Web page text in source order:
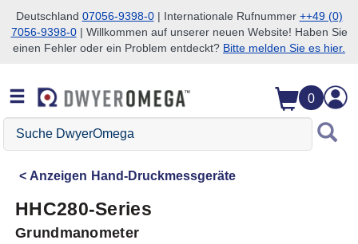
Zum Suchen überspringen
Zum Hauptinhalt überspringen
Zur Navigation überspringen
Deutschland 07056-9398-0| Internationale Rufnummer ++49 (0)
7056-9398-0| Willkommen auf unserer neuen Website! Haben Sie
einen Fehler oder ein Problem entdeckt? Bitte melden Sie es hier.
0
Suche
DwyerOmega
Anzeigen Hand-Druckmessgeräte
HHC280-Series
Grundmanometer